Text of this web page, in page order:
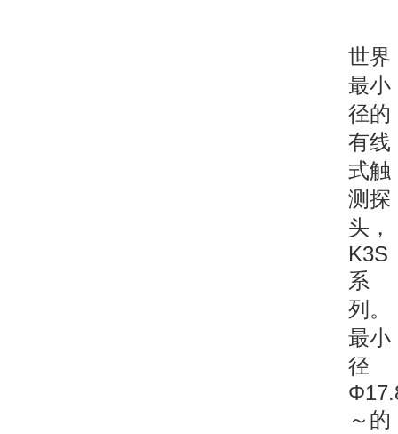
世界
最小
径的
有线
式触
测探
头，
K3S
系
列。
最小
径
～的